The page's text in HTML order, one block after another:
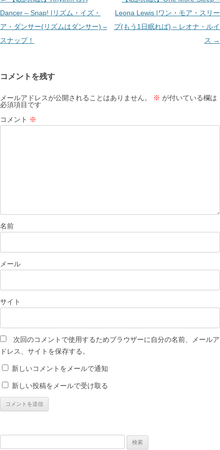
稿
ナ
ビ
シ
ョ
ン
Dancer – Snap! |リズム・イズ・
ア・ダンサー(リズムはダンサー) –
スナップ！
Leona Lewis |ワン・モア・スリー
プ(もう1日眠れば) – レオナ・ルイ
ス →
コメントを残す
メールアドレスが公開されることはありません。 ※ が付いている欄は
必須項目です
コメント ※
名前
メール
サイト
次回のコメントで使用するためブラウザーに自分の名前、メールア
ドレス、サイトを保存する。
新しいコメントをメールで通知
新しい投稿をメールで受け取る